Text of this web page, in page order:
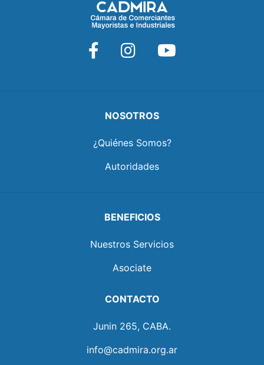
NOSOTROS
¿Quiénes Somos?
Autoridades
BENEFICIOS
Nuestros Servicios
Asociate
CONTACTO
Junin 265, CABA.
info@cadmira.org.ar